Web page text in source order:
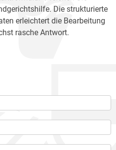
Die strukturierte
erleichtert die Bearbeitung
rasche Antwort.